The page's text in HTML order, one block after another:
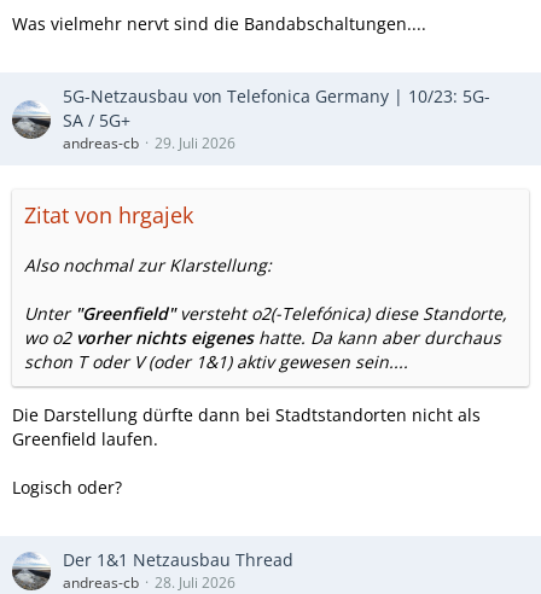
Was vielmehr nervt sind die Bandabschaltungen....
5G-Netzausbau von Telefonica Germany | 10/23: 5G-
SA / 5G+
andreas-cb 29. Juli 2026
Zitat von hrgajek
Also nochmal zur Klarstellung:
Unter "Greenfield"versteht o2(-Telefónica) diese Standorte,
wo o2 vorher nichts eigeneshatte. Da kann aber durchaus
schon T oder V (oder 1&1) aktiv gewesen sein....
Die Darstellung dürfte dann bei Stadtstandorten nicht als
Greenfield laufen.
Logisch oder?
Der 1&1 Netzausbau Thread
andreas-cb 28. Juli 2026